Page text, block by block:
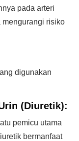
pada arteri
mengurangi risiko
digunakan
(Diuretik):
pemicu utama
bermanfaat